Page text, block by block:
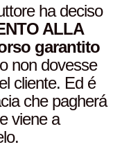
ha deciso
ALLA
garantito
non dovesse
cliente. Ed é
che pagherá
viene a